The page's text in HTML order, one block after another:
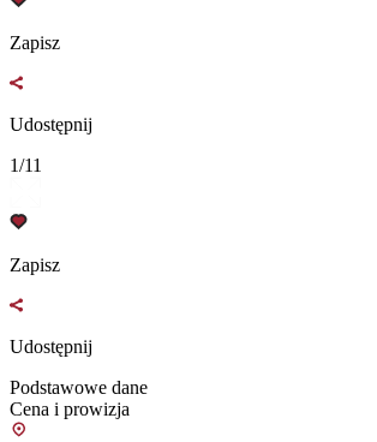
Zapisz
Udostępnij
1/11
Zapisz
Udostępnij
Podstawowe dane
Cena i prowizja